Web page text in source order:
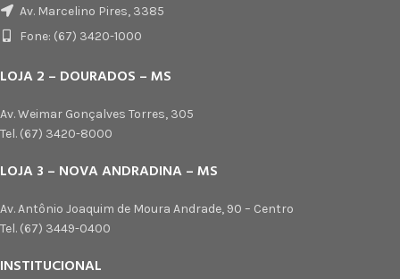
Av. Marcelino Pires, 3385
Fone: (67) 3420-1000
LOJA 2 – DOURADOS – MS
Av. Weimar Gonçalves Torres, 305
Tel. (67) 3420-8000
LOJA 3 – NOVA ANDRADINA – MS
Av. Antônio Joaquim de Moura Andrade, 90 – Centro
Tel. (67) 3449-0400
INSTITUCIONAL